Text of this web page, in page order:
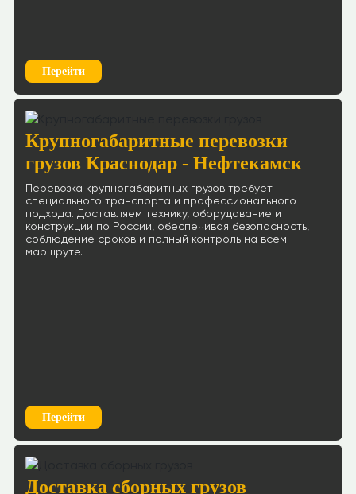
Перейти
Крупногабаритные перевозки
грузов Краснодар - Нефтекамск
Перевозка крупногабаритных грузов требует
специального транспорта и профессионального
подхода. Доставляем технику, оборудование и
конструкции по России, обеспечивая безопасность,
соблюдение сроков и полный контроль на всем
маршруте.
Перейти
Доставка сборных грузов